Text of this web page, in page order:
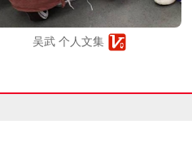
吴武 个人文集